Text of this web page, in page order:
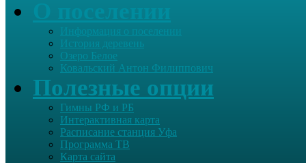
Информация о поселении
История деревень
Озеро Белое
Ковальский Антон Филиппович
Полезные опции
Гимны РФ и РБ
Интерактивная карта
Расписание станция Уфа
Программа ТВ
Карта сайта